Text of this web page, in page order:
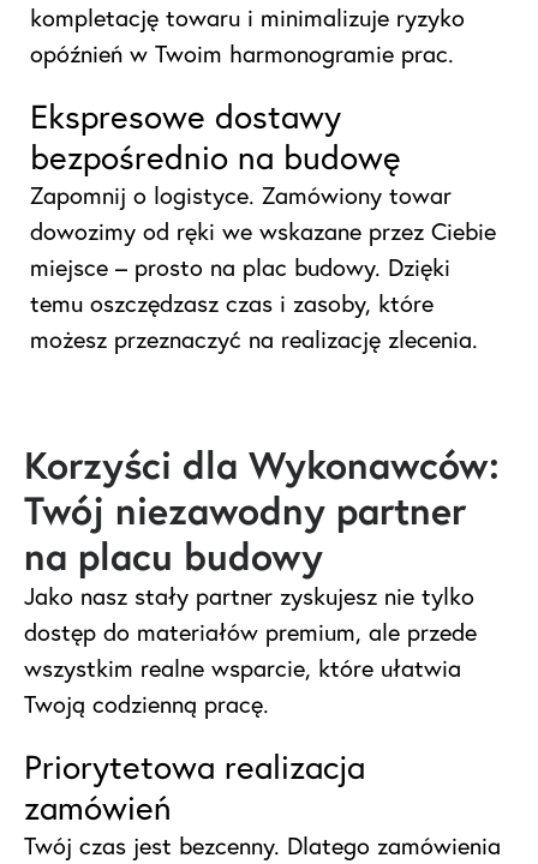
kompletację towaru i minimalizuje ryzyko
opóźnień w Twoim harmonogramie prac.
Ekspresowe dostawy
bezpośrednio na budowę
Zapomnij o logistyce. Zamówiony towar
dowozimy od ręki we wskazane przez Ciebie
miejsce – prosto na plac budowy. Dzięki
temu oszczędzasz czas i zasoby, które
możesz przeznaczyć na realizację zlecenia.
Korzyści dla Wykonawców:
Twój niezawodny partner
na placu budowy
Jako nasz stały partner zyskujesz nie tylko
dostęp do materiałów premium, ale przede
wszystkim realne wsparcie, które ułatwia
Twoją codzienną pracę.
Priorytetowa realizacja
zamówień
Twój czas jest bezcenny. Dlatego zamówienia